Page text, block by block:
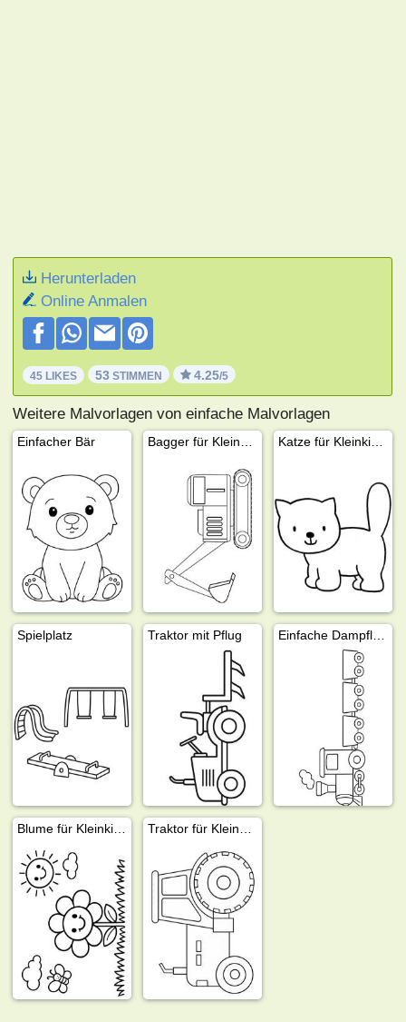
Herunterladen
Online Anmalen
45 LIKES 53 STIMMEN 4.25/5
Weitere Malvorlagen von einfache Malvorlagen
Einfacher Bär
Spielplatz Traktor mit Pflug